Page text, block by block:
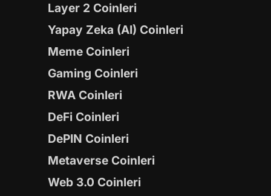
Layer 2 Coinleri
Yapay Zeka (AI) Coinleri
Meme Coinleri
Gaming Coinleri
RWA Coinleri
DeFi Coinleri
DePIN Coinleri
Metaverse Coinleri
Web 3.0 Coinleri